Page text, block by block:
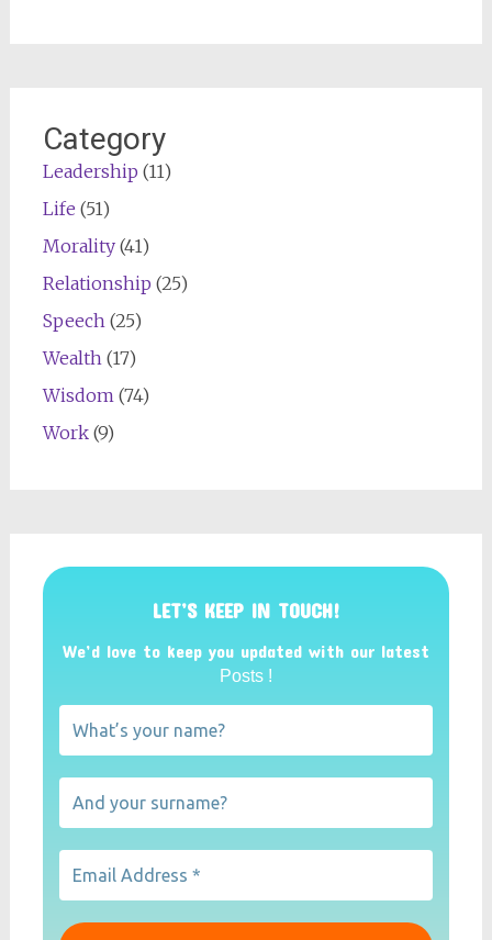
Category
Leadership (11)
Life (51)
Morality(41)
Relationship (25)
Speech(25)
Wealth(17)
Wisdom(74)
Work(9)
LET’S KEEP IN TOUCH!
We’d love to keep you updated with our latest
Posts !